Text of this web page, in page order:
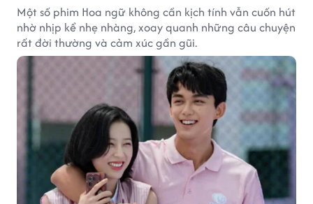
Một số phim Hoa ngữ không cần kịch tính vẫn cuốn hút
nhờ nhịp kể nhẹ nhàng, xoay quanh những câu chuyện
rất đời thường và cảm xúc gần gũi.